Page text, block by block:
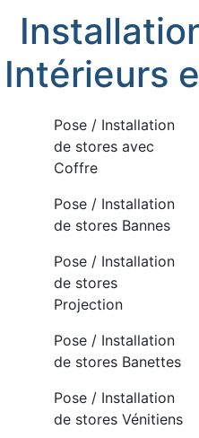
Intérieurs
Pose / Installation
de stores avec
Coffre
Pose / Installation
de stores Bannes
Pose / Installation
de stores
Projection
Pose / Installation
de stores Banettes
Pose / Installation
de stores Vénitiens